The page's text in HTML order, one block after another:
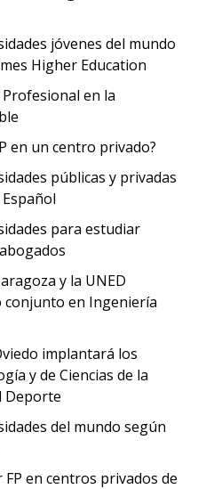
jóvenes del mundo
Higher Education
en la
en un centro privado?
públicas y privadas
para estudiar
y la UNED
en Ingeniería
implantará los
y de Ciencias de la
Deporte
del mundo según
en centros privados de